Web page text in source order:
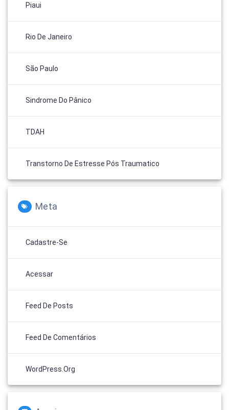
Piaui
Rio De Janeiro
São Paulo
Sindrome Do Pânico
TDAH
Transtorno De Estresse Pós Traumatico
Meta
Cadastre-Se
Acessar
Feed De Posts
Feed De Comentários
WordPress.org